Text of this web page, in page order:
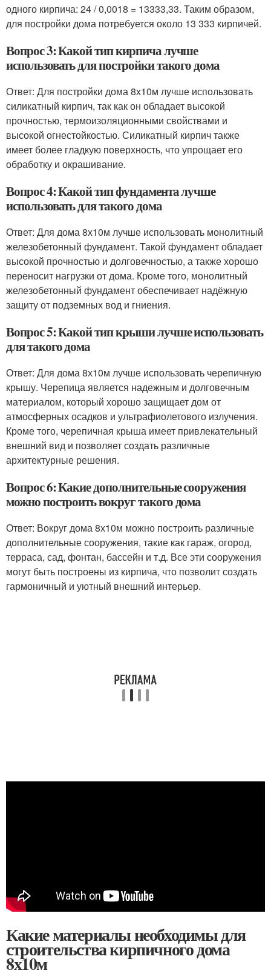
одного кирпича: 24 / 0,0018 = 13333,33. Таким образом,
для постройки дома потребуется около 13 333 кирпичей.
Вопрос 3: Какой тип кирпича лучше
использовать для постройки такого дома
Ответ: Для постройки дома 8х10м лучше использовать
силикатный кирпич, так как он обладает высокой
прочностью, термоизоляционными свойствами и
высокой огнестойкостью. Силикатный кирпич также
имеет более гладкую поверхность, что упрощает его
обработку и окрашивание.
Вопрос 4: Какой тип фундамента лучше
использовать для такого дома
Ответ: Для дома 8х10м лучше использовать монолитный
железобетонный фундамент. Такой фундамент обладает
высокой прочностью и долговечностью, а также хорошо
переносит нагрузки от дома. Кроме того, монолитный
железобетонный фундамент обеспечивает надёжную
защиту от подземных вод и гниения.
Вопрос 5: Какой тип крыши лучше использовать
для такого дома
Ответ: Для дома 8х10м лучше использовать черепичную
крышу. Черепица является надежным и долговечным
материалом, который хорошо защищает дом от
атмосферных осадков и ультрафиолетового излучения.
Кроме того, черепичная крыша имеет привлекательный
внешний вид и позволяет создать различные
архитектурные решения.
Вопрос 6: Какие дополнительные сооружения
можно построить вокруг такого дома
Ответ: Вокруг дома 8х10м можно построить различные
дополнительные сооружения, такие как гараж, огород,
терраса, сад, фонтан, бассейн и т.д. Все эти сооружения
могут быть построены из кирпича, что позволит создать
гармоничный и уютный внешний интерьер.
Какие материалы необходимы для
строительства кирпичного дома
8х10м